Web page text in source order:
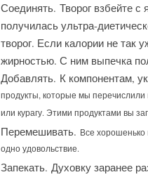
Соединять. Творог взбейте с
получилась ультра-
творог. Если калории не так
жирностью. С ним выпечка
Добавлять. К компонентам,
продукты, которые мы
или курагу. Этими продуктами вы
Перемешивать. Все хорошенько
одно удовольствие.
Запекать. Духовку заранее